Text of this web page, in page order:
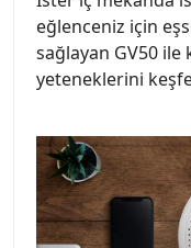
eğlenceniz için
sağlayan GV50
yeteneklerini